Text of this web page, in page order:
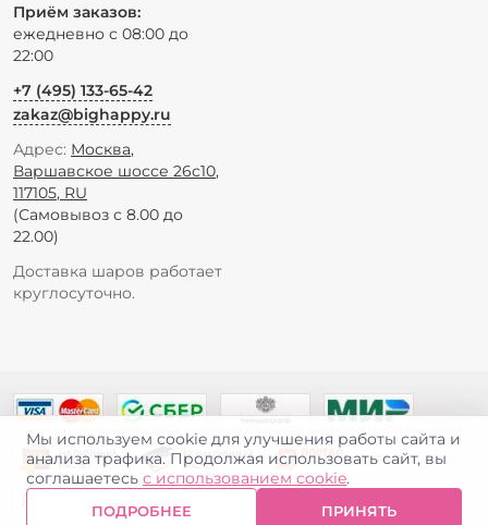
Приём заказов:
ежедневно с 08:00 до
22:00
+7 (495) 133-65-42
zakaz@bighappy.ru
Адрес: Москва,
Варшавское шоссе 26с10,
117105, RU
(Самовывоз с 8.00 до
22.00)
Доставка шаров работает
круглосуточно.
Мы используем cookie для улучшения работы сайта и
анализа трафика. Продолжая использовать сайт, вы
соглашаетесь с использованием cookie.
ПОДРОБНЕЕ ПРИНЯТЬ